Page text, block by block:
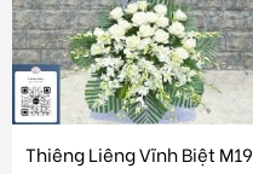
Thiêng Liêng Vĩnh Biệt M19